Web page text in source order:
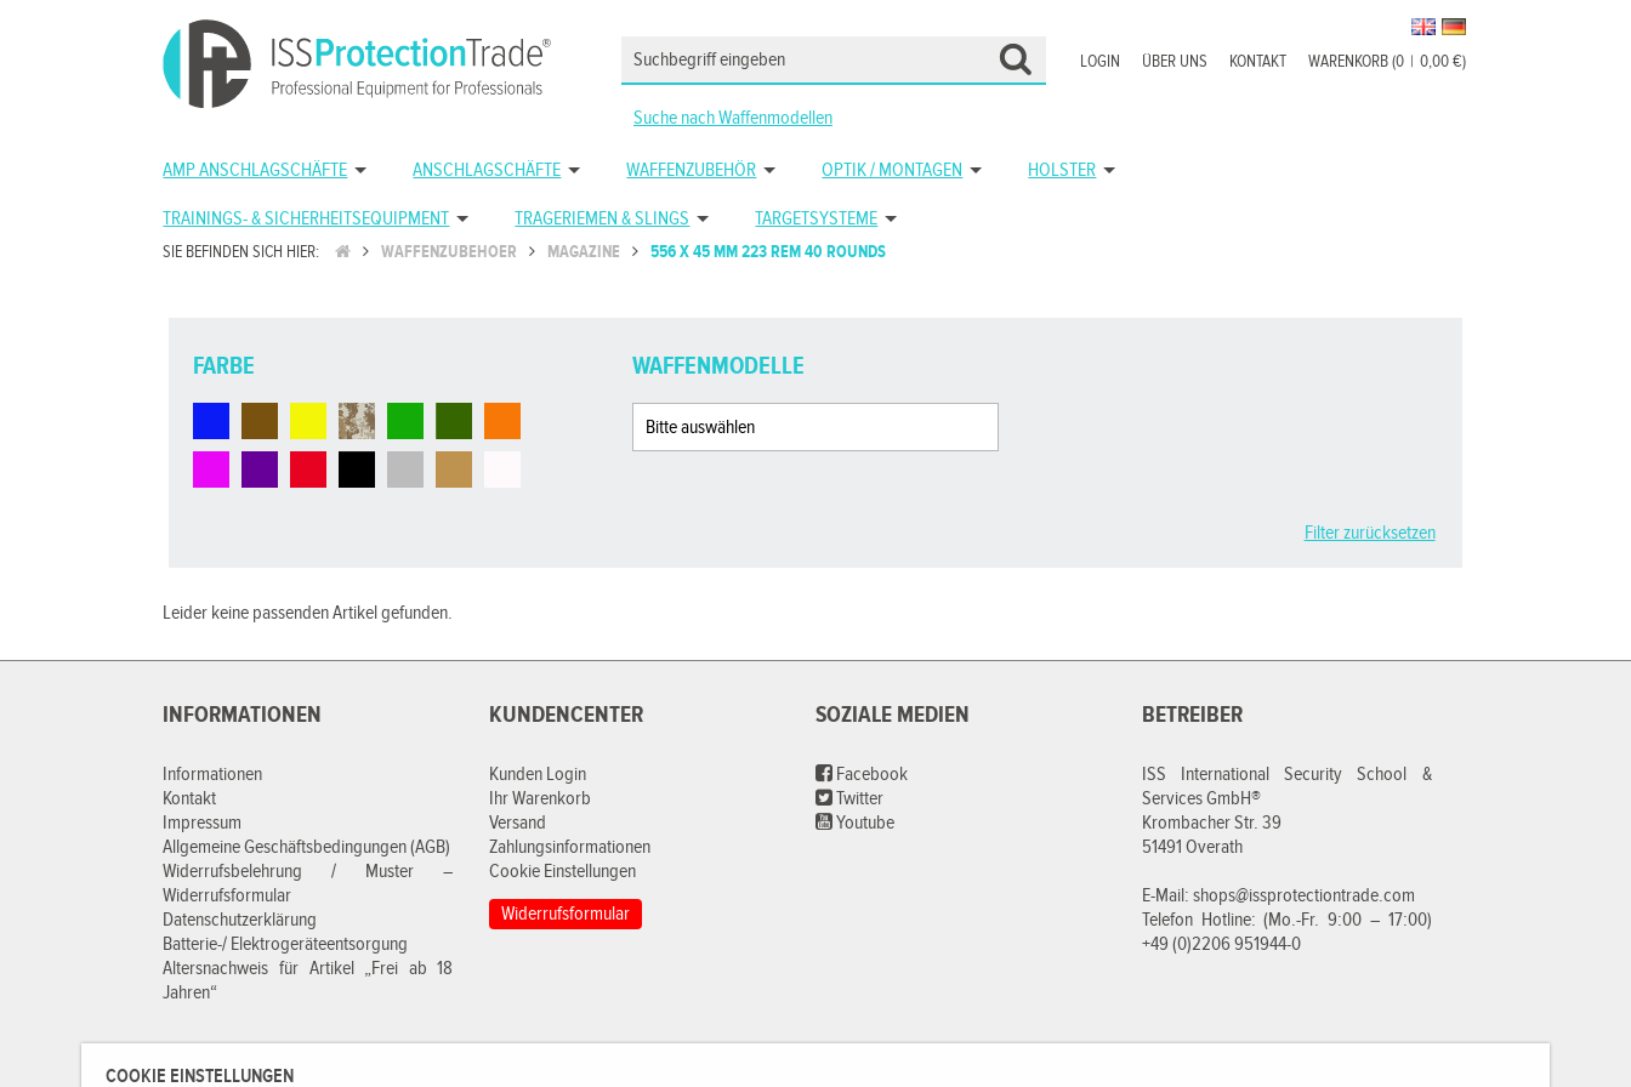
COOKIE EINSTELLUNGEN
WARENKORB (0 | 0,00 €)
KONTAKT
ÜBER UNS
LOGIN
Suche nach Waffenmodellen
AMP ANSCHLAGSCHÄFTE ANSCHLAGSCHÄFTE WAFFENZUBEHÖR OPTIK / MONTAGEN HOLSTER
TRAININGS- & SICHERHEITSEQUIPMENT TRAGERIEMEN & SLINGS TARGETSYSTEME
SIE BEFINDEN SICH HIER: WAFFENZUBEHOER MAGAZINE 556 X 45 MM 223 REM 40 ROUNDS
FARBE WAFFENMODELLE
Filter zurücksetzen
Leider keine passenden Artikel gefunden.
INFORMATIONEN
Informationen
Kontakt
Impressum
Allgemeine Geschäftsbedingungen (AGB)
Widerrufsbelehrung / Muster –
Widerrufsformular
Datenschutzerklärung
Batterie-/ Elektrogeräteentsorgung
Altersnachweis für Artikel „Frei ab 18
Jahren“
KUNDENCENTER
Kunden Login
Ihr Warenkorb
Versand
Zahlungsinformationen
Cookie Einstellungen
Widerrufsformular
SOZIALE MEDIEN
Facebook
Twitter
Youtube
BETREIBER
ISS International Security School &
Services GmbH®
Krombacher Str. 39
51491 Overath
E-Mail: shops@issprotectiontrade.com
Telefon Hotline: (Mo.-Fr. 9:00 – 17:00)
+49 (0)2206 951944-0